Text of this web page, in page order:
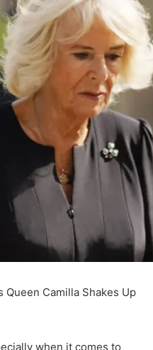
Queen Camilla Shakes Up
when it comes to